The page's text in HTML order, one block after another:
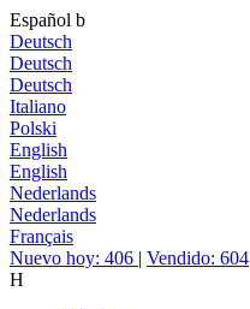
Español b
Deutsch
Deutsch
Deutsch
Italiano
Polski
English
English
Nederlands
Nederlands
Français
Nuevo hoy: 406 | Vendido: 604
H